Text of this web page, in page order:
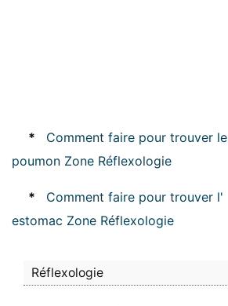
*
Comment faire pour trouver le
poumon Zone Réflexologie
*
Comment faire pour trouver l'
estomac Zone Réflexologie
Réflexologie